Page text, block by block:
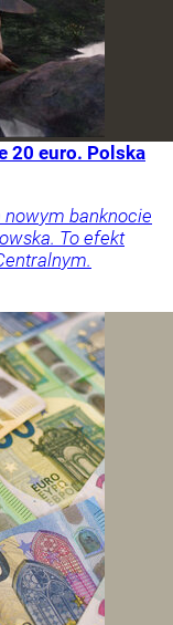
20 euro. Polska
nowym banknocie
To efekt